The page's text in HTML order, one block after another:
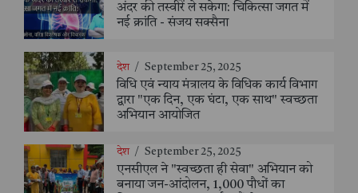
अंदर की तस्वीरें ले सकेगा: चिकित्सा जगत में
नई क्रांति - संजय सक्सैना
देश / September 25, 2025
विधि एवं न्याय मंत्रालय के विधिक कार्य विभाग
द्वारा "एक दिन, एक घंटा, एक साथ" स्वच्छता
अभियान आयोजित
देश / September 25, 2025
एनसीएल ने "स्वच्छता ही सेवा" अभियान को
बनाया जन-आंदोलन, 1,000 पौधों का